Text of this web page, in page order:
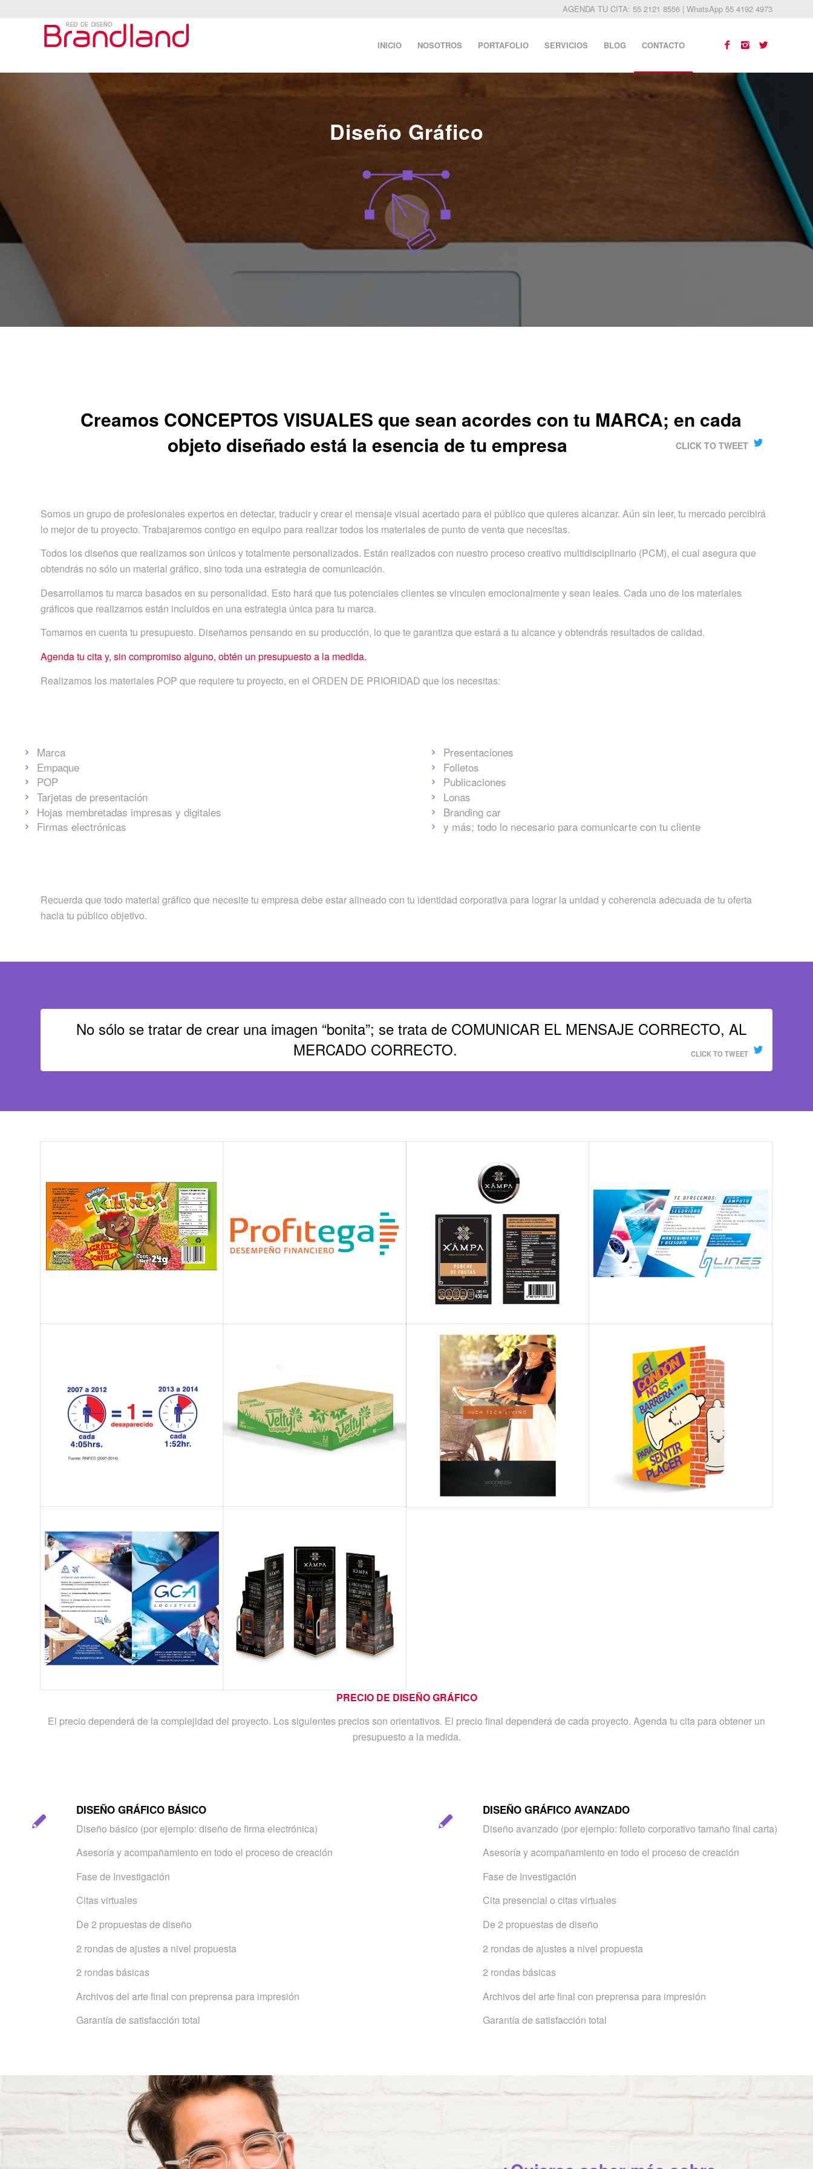
AGENDA TU CITA: 55 2121 8556 | WhatsApp 55 4192 4973
INICIO NOSOTROS PORTAFOLIO SERVICIOS BLOG CONTACTO
Diseño Gráfico
Creamos CONCEPTOS VISUALES que sean acordes con tu MARCA; en cada
objeto diseñado está la esencia de tu empresa
CLICK TO TWEET
Somos un grupo de profesionales expertos en detectar, traducir y crear el mensaje visual acertado para el público que quieres alcanzar. Aún sin leer, tu mercado percibirá
lo mejor de tu proyecto. Trabajaremos contigo en equipo para realizar todos los materiales de punto de venta que necesitas.
Todos los diseños que realizamos son únicos y totalmente personalizados. Están realizados con nuestro proceso creativo multidisciplinario (PCM), el cual asegura que
obtendrás no sólo un material gráfico, sino toda una estrategia de comunicación.
Desarrollamos tu marca basados en su personalidad. Esto hará que tus potenciales clientes se vinculen emocionalmente y sean leales. Cada uno de los materiales
gráficos que realizamos están incluidos en una estrategia única para tu marca.
Tomamos en cuenta tu presupuesto. Diseñamos pensando en su producción, lo que te garantiza que estará a tu alcance y obtendrás resultados de calidad.
Agenda tu cita y, sin compromiso alguno, obtén un presupuesto a la medida.
Realizamos los materiales POP que requiere tu proyecto, en el ORDEN DE PRIORIDAD que los necesitas:
Marca
Empaque
POP
Tarjetas de presentación
Hojas membretadas impresas y digitales
Firmas electrónicas
Presentaciones
Folletos
Publicaciones
Lonas
Branding car
y más; todo lo necesario para comunicarte con tu cliente
Recuerda que todo material gráfico que necesite tu empresa debe estar alineado con tu identidad corporativa para lograr la unidad y coherencia adecuada de tu oferta
hacia tu público objetivo.
No sólo se tratar de crear una imagen “bonita”; se trata de COMUNICAR EL MENSAJE CORRECTO, AL
MERCADO CORRECTO.
CLICK TO TWEET
PRECIO DE DISEÑO GRÁFICO
El precio dependerá de la complejidad del proyecto. Los siguientes precios son orientativos. El precio final dependerá de cada proyecto. Agenda tu cita para obtener un
presupuesto a la medida.
DISEÑO GRÁFICO BÁSICO
Diseño básico (por ejemplo: diseño de firma electrónica)
Asesoría y acompañamiento en todo el proceso de creación
Fase de Investigación
Citas virtuales
De 2 propuestas de diseño
2 rondas de ajustes a nivel propuesta
2 rondas básicas
Archivos del arte final con preprensa para impresión
Garantía de satisfacción total
DISEÑO GRÁFICO AVANZADO
Diseño avanzado (por ejemplo: folleto corporativo tamaño final carta)
Asesoría y acompañamiento en todo el proceso de creación
Fase de Investigación
Cita presencial o citas virtuales
De 2 propuestas de diseño
2 rondas de ajustes a nivel propuesta
2 rondas básicas
Archivos del arte final con preprensa para impresión
Garantía de satisfacción total